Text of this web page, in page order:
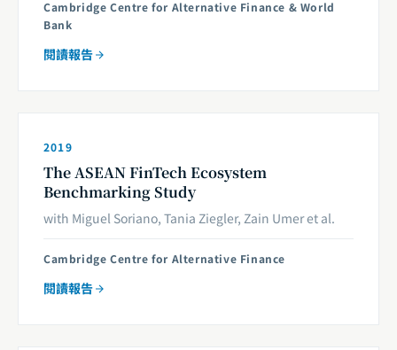
Cambridge Centre for Alternative Finance & World
Bank
閱讀報告
2019
The ASEAN FinTech Ecosystem
Benchmarking Study
with Miguel Soriano, Tania Ziegler, Zain Umer et al.
Cambridge Centre for Alternative Finance
閱讀報告